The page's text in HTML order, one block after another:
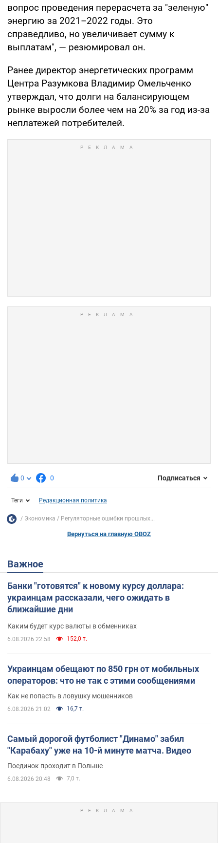
вопрос проведения перерасчета за "зеленую"
энергию за 2021–2022 годы. Это
справедливо, но увеличивает сумму к
выплатам", — резюмировал он.
Ранее директор энергетических программ
Центра Разумкова Владимир Омельченко
утверждал, что долги на балансирующем
рынке выросли более чем на 20% за год из-за
неплатежей потребителей.
0 0 Подписаться
Теги Редакционная политика
Экономика Регуляторные ошибки прошлых...
Вернуться на главную OBOZ
Важное
Банки "готовятся" к новому курсу доллара:
украинцам рассказали, чего ожидать в
ближайшие дни
Каким будет курс валюты в обменниках
6.08.2026 22:58 152,0 т.
Украинцам обещают по 850 грн от мобильных
операторов: что не так с этими сообщениями
Как не попасть в ловушку мошенников
6.08.2026 21:02 16,7 т.
Самый дорогой футболист "Динамо" забил
"Карабаху" уже на 10-й минуте матча. Видео
Поединок проходит в Польше
6.08.2026 20:48 7,0 т.